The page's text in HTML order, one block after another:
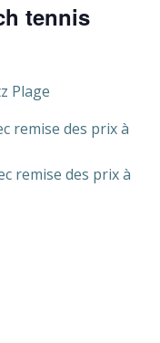
tennis
Plage
remise des prix à
remise des prix à